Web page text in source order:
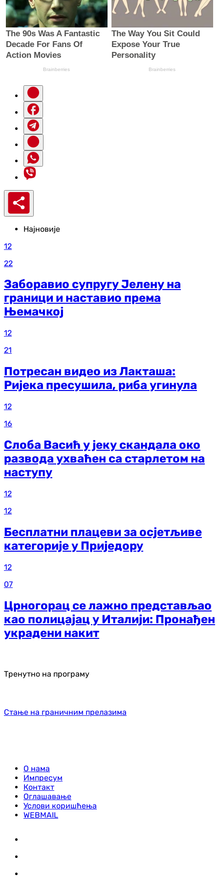
Најновије
12
22
Заборавио супругу Јелену на
граници и наставио према
Њемачкој
12
21
Потресан видео из Лакташа:
Ријека пресушила, риба угинула
12
16
Слоба Васић у јеку скандала око
развода ухваћен са старлетом на
наступу
12
12
Бесплатни плацеви за осјетљиве
категорије у Приједору
12
07
Црногорац се лажно представљао
као полицајац у Италији: Пронађен
украдени накит
Тренутно на програму
Стање на граничним прелазима
О нама
Импресум
Контакт
Оглашавање
Услови коришћења
WEBMAIL